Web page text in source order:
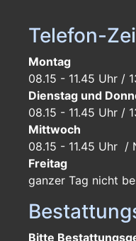
Telefon-
Montag
08.15 - 11.45 Uhr /
Dienstag und
08.15 - 11.45 Uhr /
Mittwoch
08.15 - 11.45 Uhr /
Freitag
ganzer Tag nicht
Bitte